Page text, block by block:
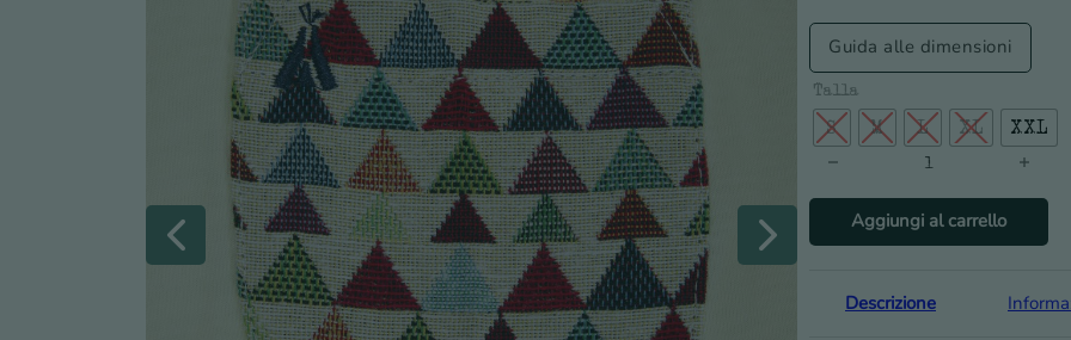
Guida alle dimensioni
Talla
S
M L XL
XXL
Maglietta Palawan quantità
Aggiungi al carrello
Descrizione